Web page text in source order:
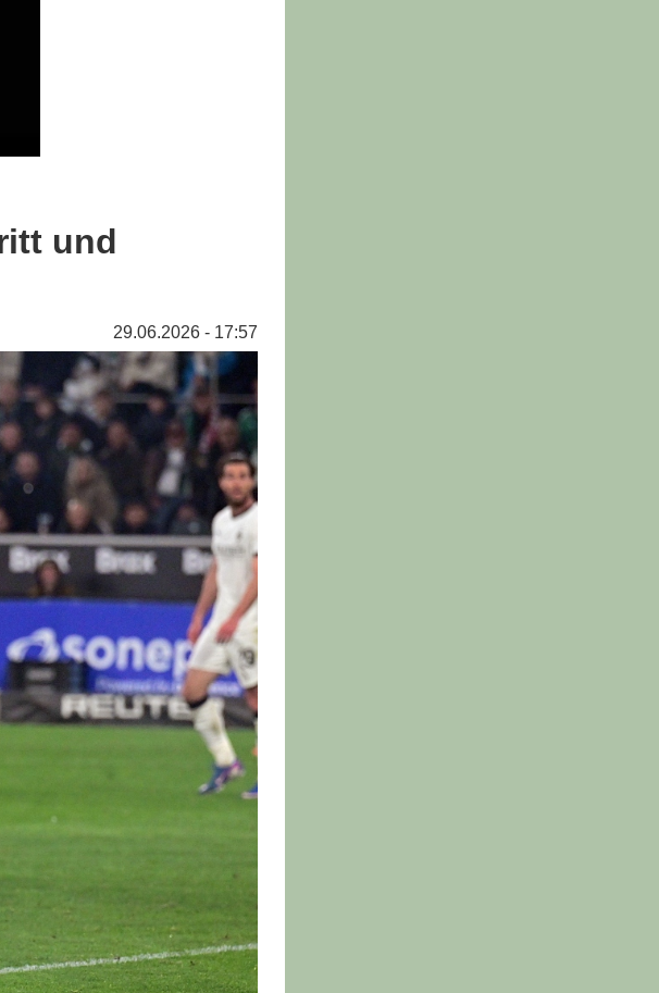
und
29.06.2026 - 17:57